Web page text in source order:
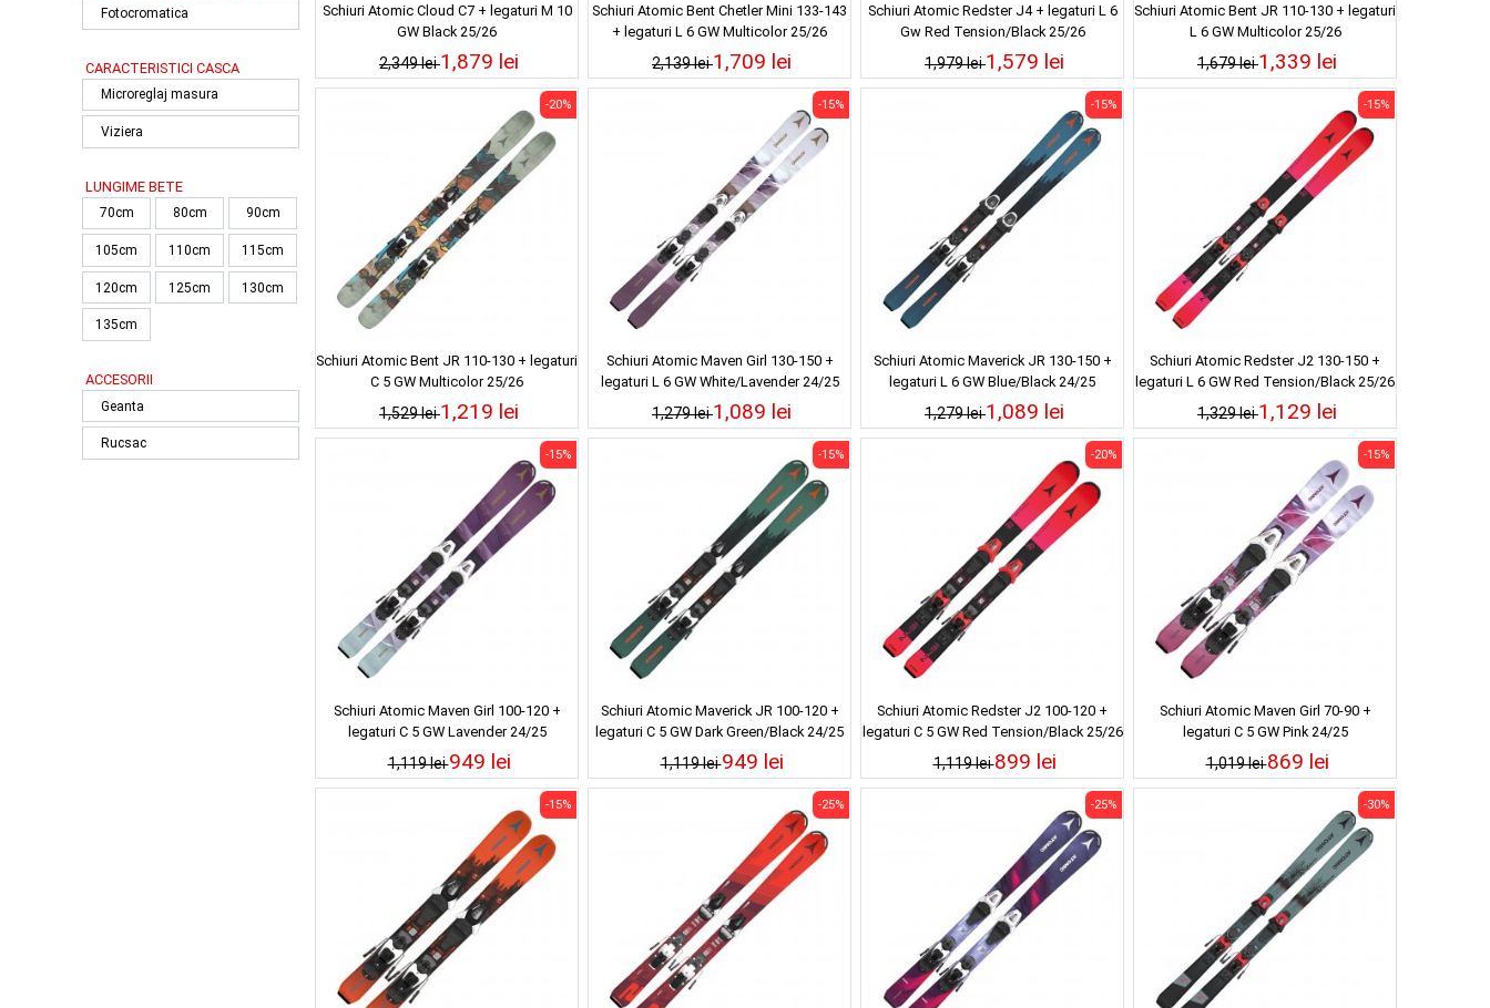
Fotocromatica
CARACTERISTICI CASCA
Microreglaj masura
Viziera
LUNGIME BETE
70cm 80cm 90cm
105cm 110cm 115cm
120cm 125cm 130cm
135cm
ACCESORII
Geanta
Rucsac
Schiuri Atomic Cloud C7 + legaturi M 10
GW Black 25/26
2,349 lei1,879 lei
Schiuri Atomic Bent Chetler Mini 133-143
+ legaturi L 6 GW Multicolor 25/26
2,139 lei1,709 lei
Schiuri Atomic Redster J4 + legaturi L 6
Gw Red Tension/Black 25/26
1,979 lei1,579 lei
Schiuri Atomic Bent JR 110-130 + legaturi
L 6 GW Multicolor 25/26
1,679 lei1,339 lei
Schiuri Atomic Bent JR 110-130 + legaturi
C 5 GW Multicolor 25/26
1,529 lei
-20%
1,219 lei
Schiuri Atomic Maven Girl 130-150 +
legaturi L 6 GW White/Lavender 24/25
1,279 lei
-15%
1,089 lei
Schiuri Atomic Maverick JR 130-150 +
legaturi L 6 GW Blue/Black 24/25
1,279 lei
-15%
1,089 lei
Schiuri Atomic Redster J2 130-150 +
legaturi L 6 GW Red Tension/Black 25/26
1,329 lei
-15%
1,129 lei
Schiuri Atomic Maven Girl 100-120 +
legaturi C 5 GW Lavender 24/25
1,119 lei
-15%
949 lei
Schiuri Atomic Maverick JR 100-120 +
legaturi C 5 GW Dark Green/Black 24/25
1,119 lei
-15%
949 lei
Schiuri Atomic Redster J2 100-120 +
legaturi C 5 GW Red Tension/Black 25/26
1,119 lei
-20%
899 lei
Schiuri Atomic Maven Girl 70-90 +
legaturi C 5 GW Pink 24/25
1,019 lei
-15%
869 lei
-15% -25% -25% -30%